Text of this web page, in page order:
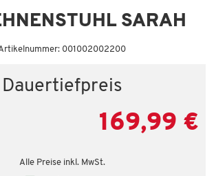
SARAH
001002002200
Dauertiefpreis
169,99 €
Alle Preise inkl. MwSt.